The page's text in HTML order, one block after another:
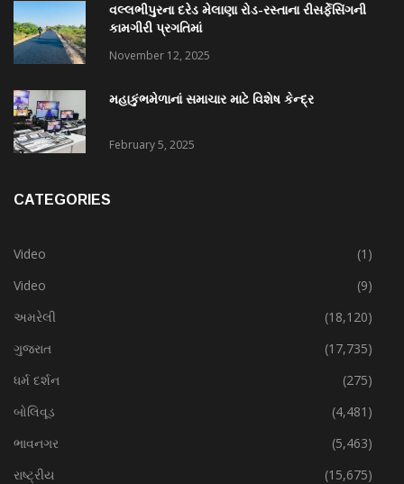
વલ્લભીપુરના દરેડ મેલાણા રોડ-રસ્તાના રીસર્ફેસિંગની
કામગીરી પ્રગતિમાં
November 12, 2025
મહાકુંભમેળાનાં સમાચાર માટે વિશેષ કેન્દ્ર
February 5, 2025
CATEGORIES
Video
(1)
Video
(9)
અમરેલી
(18,120)
ગુજરાત
(17,735)
ધર્મ દર્શન
(275)
બોલિવૂડ
(4,481)
ભાવનગર
(5,463)
રાષ્ટ્રીય
(15,675)